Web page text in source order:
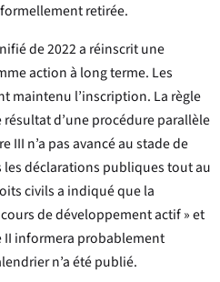
retirée.
de 2022 a réinscrit une
action à long terme. Les
maintenu l’inscription. La règle
résultat d’une procédure parallèle
III n’a pas avancé au stade de
les déclarations publiques tout au
civils a indiqué que la
de développement actif » et
II informera probablement
n’a été publié.